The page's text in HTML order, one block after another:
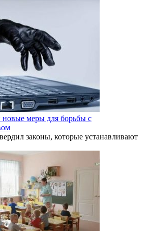
новые меры для борьбы с
законы, которые устанавливают